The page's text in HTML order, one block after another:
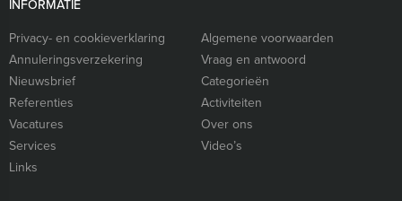
INFORMATIE
Privacy- en cookieverklaring
Algemene voorwaarden
Annuleringsverzekering
Vraag en antwoord
Nieuwsbrief
Categorieën
Referenties
Activiteiten
Vacatures
Over ons
Services
Video’s
Links